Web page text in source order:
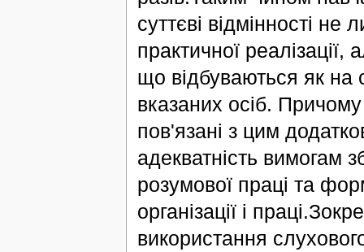
суттєві відмінності
практичної
що відбуваються як на
вказаних осіб.
пов'язані з цим
адекватність вимогам
розумової праці та
організації і
використання